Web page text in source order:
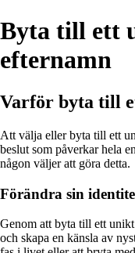
Byta till ett
efternamn
Varför byta till
Att välja eller byta till ett
beslut som påverkar hela
någon väljer att göra detta.
Förändra sin
Genom att byta till ett
och skapa en känsla av